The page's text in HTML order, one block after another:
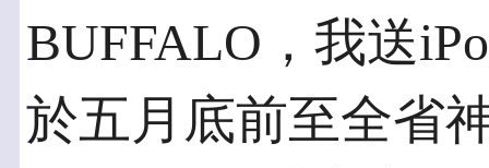
BUFFALO，我送
於五月底前至全省